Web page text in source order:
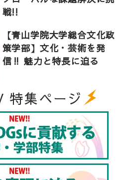
いる。
のHPはこちら
faculty/business/
画はこちら
大学オープンキャンパス2017
FfQ
に聞いてみた！【東進TV】
戦!!
【青山学院大学総合文化政
策学部】文化・芸術を発
信‼ 魅力と特長に迫る
特集ページ